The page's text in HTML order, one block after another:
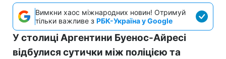
Вимкни хаос міжнародних новин! Отримуй
тільки важливе з РБК-Україна у Google
У столиці Аргентини Буенос-Айресі
відбулися сутички між поліцією та